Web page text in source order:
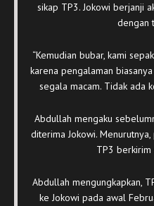
sikap TP3. Jokowi berjanji
dengan
“Kemudian bubar, kami
karena pengalaman
segala macam. Tidak ada
Abdullah mengaku
diterima Jokowi.
TP3 berkirim
Abdullah mengungkapkan,
ke Jokowi pada awal